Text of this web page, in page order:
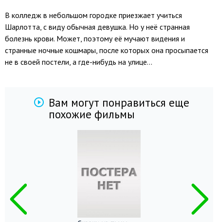
В колледж в небольшом городке приезжает учиться
Шарлотта, с виду обычная девушка. Но у неё странная
болезнь крови. Может, поэтому её мучают видения и
странные ночные кошмары, после которых она просыпается
не в своей постели, а где-нибудь на улице...
Вам могут понравиться еще
похожие фильмы